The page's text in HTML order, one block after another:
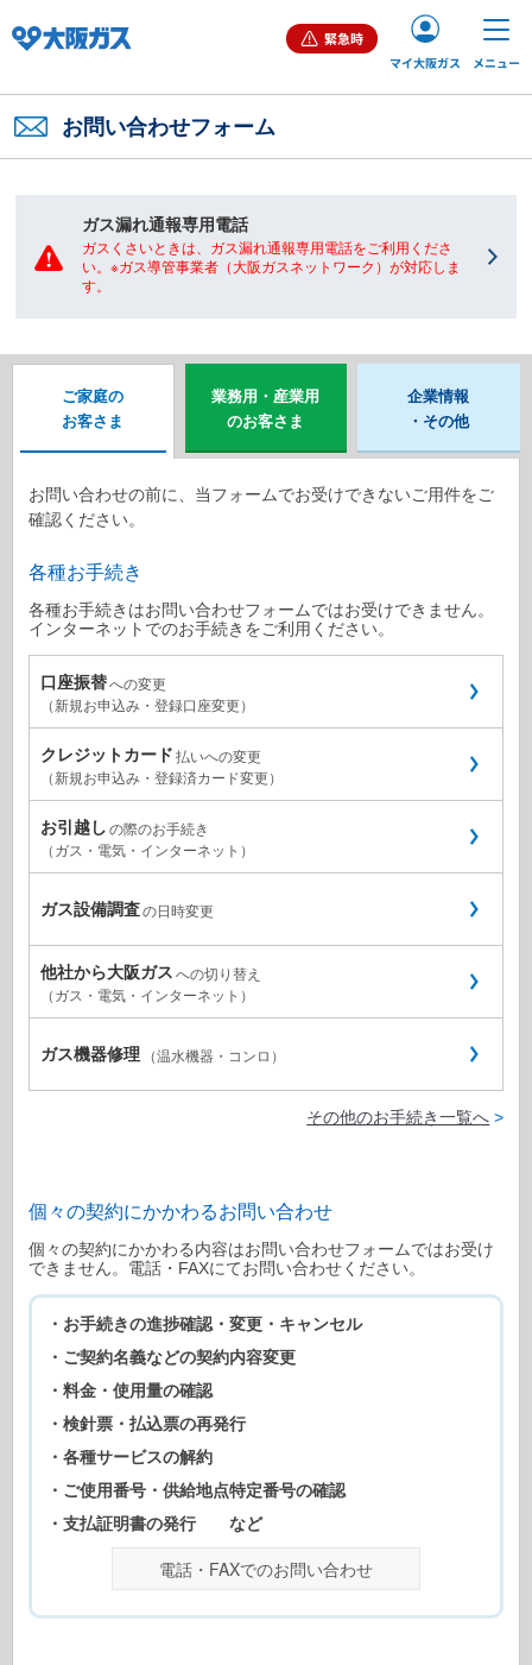
緊急時
マイ大阪ガス メニュー
ご家庭（個人）のお客さま
企業情報
お問い合わせフォーム
ガス漏れ通報専用電話
ガスくさいときは、ガス漏れ通報専用電話をご利用くださ
い。※ガス導管事業者（大阪ガスネットワーク）が対応しま
す。
ご家庭の
お客さま
業務用・産業用
のお客さま
企業情報
・その他
お問い合わせの前に、当フォームでお受けできないご用件をご
確認ください。
各種お手続き
各種お手続きはお問い合わせフォームではお受けできません。
インターネットでのお手続きをご利用ください。
口座振替への変更
（新規お申込み・登録口座変更）
クレジットカード払いへの変更
（新規お申込み・登録済カード変更）
お引越しの際のお手続き
（ガス・電気・インターネット）
ガス設備調査の日時変更
他社から大阪ガスへの切り替え
（ガス・電気・インターネット）
ガス機器修理 （温水機器・コンロ）
その他のお手続き一覧へ >
個々の契約にかかわるお問い合わせ
個々の契約にかかわる内容はお問い合わせフォームではお受け
できません。電話・FAXにてお問い合わせください。
・お手続きの進捗確認・変更・キャンセル
・ご契約名義などの契約内容変更
・料金・使用量の確認
・検針票・払込票の再発行
・各種サービスの解約
・ご使用番号・供給地点特定番号の確認
・支払証明書の発行
など
電話・FAXでのお問い合わせ